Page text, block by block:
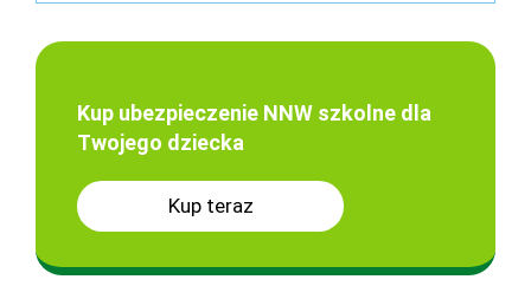
Kup ubezpieczenie NNW szkolne dla
Twojego dziecka
Kup teraz